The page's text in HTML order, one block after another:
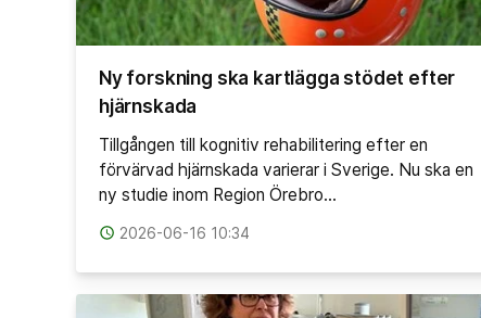
Ny forskning ska kartlägga stödet efter
hjärnskada
Tillgången till kognitiv rehabilitering efter en
förvärvad hjärnskada varierar i Sverige. Nu ska en
ny studie inom Region Örebro…
access_time 2026-06-16 10:34